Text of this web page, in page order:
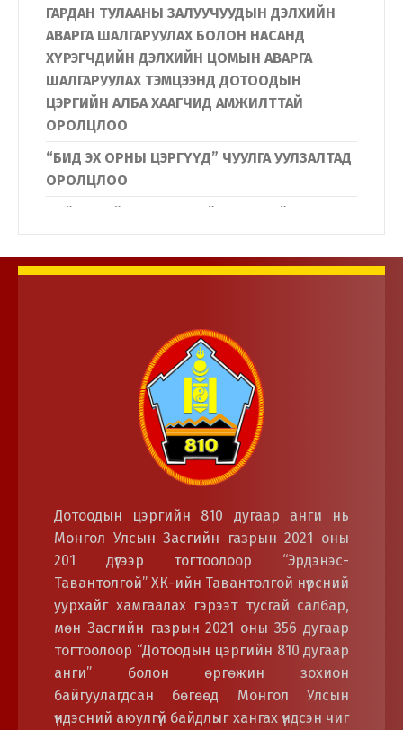
ГАРДАН ТУЛААНЫ ЗАЛУУЧУУДЫН ДЭЛХИЙН
АВАРГА ШАЛГАРУУЛАХ БОЛОН НАСАНД
ХҮРЭГЧДИЙН ДЭЛХИЙН ЦОМЫН АВАРГА
ШАЛГАРУУЛАХ ТЭМЦЭЭНД ДОТООДЫН
ЦЭРГИЙН АЛБА ХААГЧИД АМЖИЛТТАЙ
ОРОЛЦЛОО
“БИД ЭХ ОРНЫ ЦЭРГҮҮД” ЧУУЛГА УУЛЗАЛТАД
ОРОЛЦЛОО
Нийслэлийн Дүүргүүдийн Иргэдийн
Дотоодын цэргийн байгууллагын үйл
ажиллагаатай танилцлаа.
Дотоодын цэргийн 810 дугаар анги нь
Монгол Улсын Засгийн газрын 2021 оны
201 дүгээр тогтоолоор “Эрдэнэс-
Тавантолгой” ХК-ийн Тавантолгой нүүрсний
уурхайг хамгаалах гэрээт тусгай салбар,
мөн Засгийн газрын 2021 оны 356 дугаар
тогтоолоор “Дотоодын цэргийн 810 дугаар
анги” болон өргөжин зохион
байгуулагдсан бөгөөд Монгол Улсын
үндэсний аюулгүй байдлыг хангах үндсэн чиг